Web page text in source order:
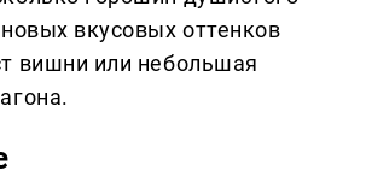
вкусовых оттенков
вишни или небольшая